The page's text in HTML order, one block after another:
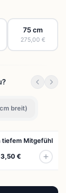
75 cm
275,00 €
breit)
tiefem Mitgefühl
€